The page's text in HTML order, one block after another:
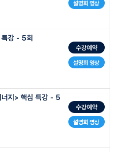
설명회 영상
설명회 영상
강 - 5회
수강예약
설명회 영상
너지> 핵심 특강 - 5
수강예약